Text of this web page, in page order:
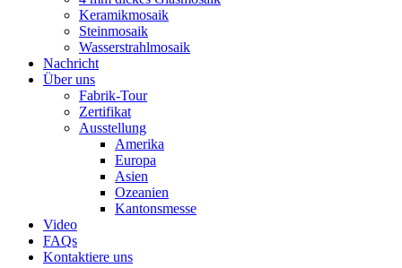
Keramikmosaik
Steinmosaik
Wasserstrahlmosaik
Nachricht
Über uns
Fabrik-Tour
Zertifikat
Ausstellung
Amerika
Europa
Asien
Ozeanien
Kantonsmesse
Video
FAQs
Kontaktiere uns